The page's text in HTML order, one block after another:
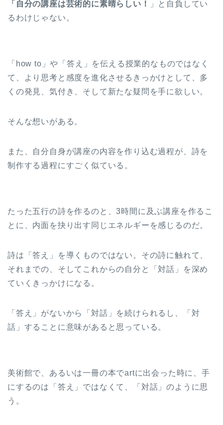
「自分の講座は芸術的に素晴らしい！
」と自負してい
るわけじゃない。
「how to」や「答え」を伝える授業的なものではなく
て、より思考と感度を進化させるきっかけとして、多
くの発見、気付き、そして新たな疑問を手に欲しい。
そんな想いがある。
また、自分自身が講座の内容を作り込む過程が、詩を
制作する過程にすごく似ている。
たった五行の詩を作るのと、3時間に及ぶ講座を作るこ
とに、内面を抉り出す同じエネルギーを感じるのだ。
詩は「答え」を導くものではない。その詩に触れて、
それまでの、そしてこれからの自分と「対話」を深め
ていくきっかけになる。
「答え」がないから「対話」を続けられるし、「対
話」することに意味があると思っている。
美術館で、あるいは一冊の本でartに出会った時に、手
にするのは「答え」ではなくて、「対話」のように思
う。